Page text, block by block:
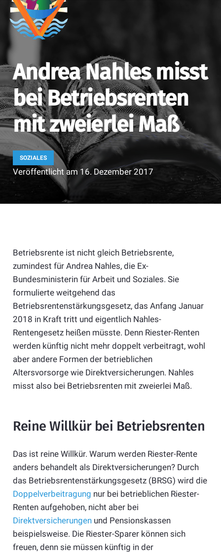
Andrea Nahles misst
bei Betriebsrenten
mit zweierlei Maß
SOZIALES
Veröffentlicht am 16. Dezember 2017
Betriebsrente ist nicht gleich Betriebsrente,
zumindest für Andrea Nahles, die Ex-
Bundesministerin für Arbeit und Soziales. Sie
formulierte weitgehend das
Betriebsrentenstärkungsgesetz, das Anfang Januar
2018 in Kraft tritt und eigentlich Nahles-
Rentengesetz heißen müsste. Denn Riester-Renten
werden künftig nicht mehr doppelt verbeitragt, wohl
aber andere Formen der betrieblichen
Altersvorsorge wie Direktversicherungen. Nahles
misst also bei Betriebsrenten mit zweierlei Maß.
Reine Willkür bei Betriebsrenten
Das ist reine Willkür. Warum werden Riester-Rente
anders behandelt als Direktversicherungen? Durch
das Betriebsrentenstärkungsgesetz (BRSG) wird die
Doppelverbeitragung nur bei betrieblichen Riester-
Renten aufgehoben, nicht aber bei
Direktversicherungenund Pensionskassen
beispielsweise. Die Riester-Sparer können sich
freuen, denn sie müssen künftig in der